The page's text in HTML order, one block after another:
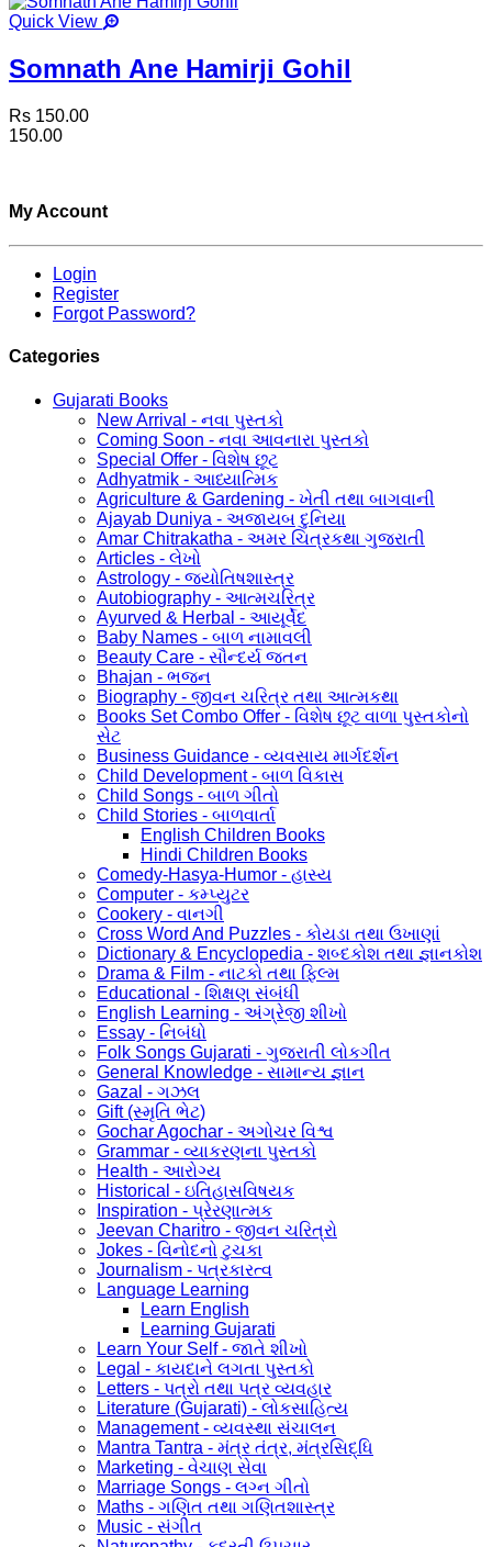
Quick View
Somnath Ane Hamirji Gohil
Rs 150.00
150.00
My Account
Login
Register
Forgot Password?
Categories
Gujarati Books
New Arrival - નવા પુસ્તકો
Coming Soon - નવા આવનારા પુસ્તકો
Special Offer - વિશેષ છૂટ
Adhyatmik - આધ્યાત્મિક
Agriculture & Gardening - ખેતી તથા બાગવાની
Ajayab Duniya - અજાયબ દુનિયા
Amar Chitrakatha - અમર ચિત્રકથા ગુજરાતી
Articles - લેખો
Astrology - જ્યોતિષશાસ્ત્ર
Autobiography - આત્મચરિત્ર
Ayurved & Herbal - આયૂર્વેદ
Baby Names - બાળ નામાવલી
Beauty Care - સૌન્દર્ય જતન
Bhajan - ભજન
Biography - જીવન ચરિત્ર તથા આત્મકથા
Books Set Combo Offer - વિશેષ છૂટ વાળા પુસ્તકોનો
સેટ
Business Guidance - વ્યવસાય માર્ગદર્શન
Child Development - બાળ વિકાસ
Child Songs - બાળ ગીતો
Child Stories - બાળવાર્તા
English Children Books
Hindi Children Books
Comedy-Hasya-Humor - હાસ્ય
Computer - કમ્પ્યુટર
Cookery - વાનગી
Cross Word And Puzzles - કોયડા તથા ઉખાણાં
Dictionary & Encyclopedia - શબ્દકોશ તથા જ્ઞાનકોશ
Drama & Film - નાટકો તથા ફિલ્મ
Educational - શિક્ષણ સંબંધી
English Learning - અંગ્રેજી શીખો
Essay - નિબંધો
Folk Songs Gujarati - ગુજરાતી લોકગીત
General Knowledge - સામાન્ય જ્ઞાન
Gazal - ગઝલ
Gift (સ્મૃતિ ભેટ)
Gochar Agochar - અગોચર વિશ્વ
Grammar - વ્યાકરણના પુસ્તકો
Health - આરોગ્ય
Historical - ઇતિહાસવિષયક
Inspiration - પ્રેરણાત્મક
Jeevan Charitro - જીવન ચરિત્રો
Jokes - વિનોદનો ટુચકા
Journalism - પત્રકારત્વ
Language Learning
Learn English
Learning Gujarati
Learn Your Self - જાતે શીખો
Legal - કાયદાને લગતા પુસ્તકો
Letters - પત્રો તથા પત્ર વ્યવહાર
Literature (Gujarati) - લોકસાહિત્ય
Management - વ્યવસ્થા સંચાલન
Mantra Tantra - મંત્ર તંત્ર, મંત્રસિદ્ધિ
Marketing - વેચાણ સેવા
Marriage Songs - લગ્ન ગીતો
Maths - ગણિત તથા ગણિતશાસ્ત્ર
Music - સંગીત